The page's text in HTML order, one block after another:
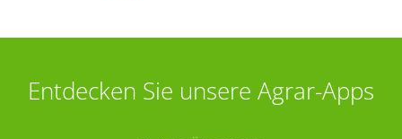
Entdecken Sie unsere Agrar-Apps